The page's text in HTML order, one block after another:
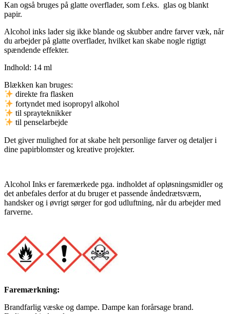
Kan også bruges på glatte overflader, som f.eks. glas og blankt
papir.
Alcohol inks lader sig ikke blande og skubber andre farver væk, når
du arbejder på glatte overflader, hvilket kan skabe nogle rigtigt
spændende effekter.
Indhold: 14 ml
Blækken kan bruges:
direkte fra flasken
fortyndet med isopropyl alkohol
til sprayteknikker
til penselarbejde
Det giver mulighed for at skabe helt personlige farver og detaljer i
dine papirblomster og kreative projekter.
Alcohol Inks er faremærkede pga. indholdet af opløsningsmidler og
det anbefales derfor at du bruger et passende åndedrætsværn,
handsker og i øvrigt sørger for god udluftning, når du arbejder med
farverne.
Faremærkning:
Brandfarlig væske og dampe. Dampe kan forårsage brand.